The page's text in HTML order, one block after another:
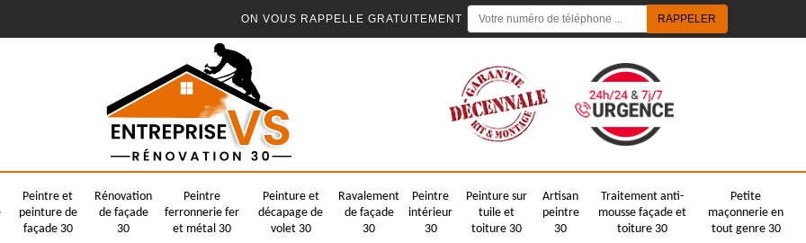
ON VOUS RAPPELLE GRATUITEMENT
Peintre et
peinture de
façade 30
Rénovation
de façade
30
Peintre
ferronnerie fer
et métal 30
Peinture et
décapage de
volet 30
Ravalement
de façade
30
Peintre
intérieur
30
Peinture sur
tuile et
toiture 30
Artisan
peintre
30
Traitement anti-
mousse façade et
toiture 30
Petite
maçonnerie en
tout genre 30